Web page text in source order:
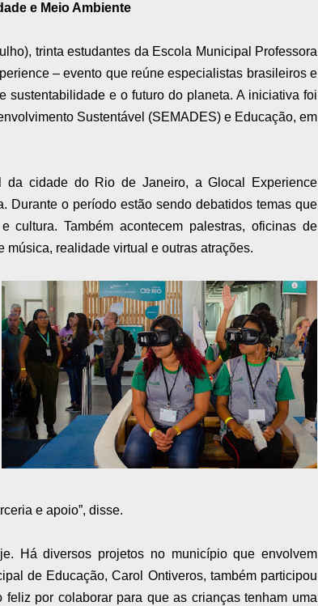
e Meio Ambiente
trinta estudantes da Escola Municipal Professora
– evento que reúne especialistas brasileiros e
sustentabilidade e o futuro do planeta. A iniciativa foi
Sustentável (SEMADES) e Educação, em
cidade do Rio de Janeiro, a Glocal Experience
Durante o período estão sendo debatidos temas que
cultura. Também acontecem palestras, oficinas de
música, realidade virtual e outras atrações.
e apoio”, disse.
Há diversos projetos no município que envolvem
de Educação, Carol Ontiveros, também participou
por colaborar para que as crianças tenham uma